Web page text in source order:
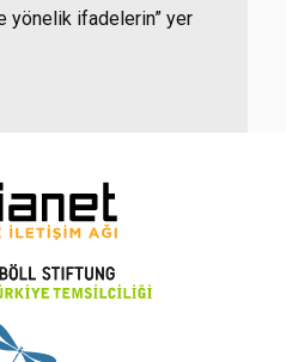
yönelik ifadelerin” yer